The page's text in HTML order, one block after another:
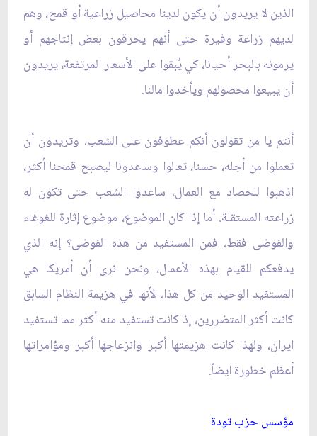
الذين لا يريدون أن يكون لدينا محاصيل زراعية أو قمح، وهم
لديهم زراعة وفيرة حتى أنهم يحرقون بعض إنتاجهم أو
يرمونه بالبحر أحيانا، كي يُبقوا على الأسعار المرتفعة، يريدون
أن يبيعوا محصولهم ويأخدوا مالنا.
أنتم يا من تقولون أنكم عطوفون على الشعب، وتريدون أن
تعملوا من أجله، حسنا، تعالوا وساعدونا ليصبح قمحنا أكثر،
اذهبوا للحصاد مع العمال، ساعدوا الشعب حتى تكون له
زراعته المستقلة. أما إذا كان الموضوع، موضوع إثارة للغوغاء
والفوضى فقط، فمن المستفيد من هذه الفوضى؟ إنه الذي
يدفعكم للقيام بهذه الأعمال، ونحن نرى أن أمريكا هي‏
المستفيد الوحيد من كل هذا، لأنها في هزيمة النظام السابق
كانت أكثر المتضررين، إذ كانت تستفيد منه أكثر مما تستفيد
ايران، ولهذا كانت هزيمتها أكبر وانزعاجها أكبر ومؤامراتها
أعظم خطورة ايضاً.
مؤسس حزب تودة